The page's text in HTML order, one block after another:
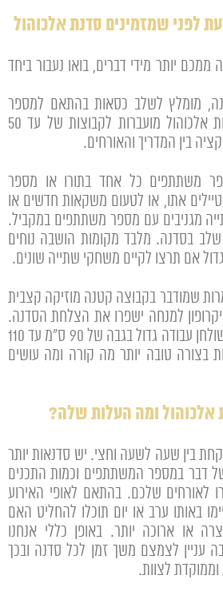
לפני שמזמינים סדנת אלכוהול
יותר מידי דברים, בואו נעבור ביחד
מומלץ לשלב כסאות בהתאם למספר
המשתתפים. לרוב סדנאות אלכוהול מועברות לקבוצות של עד 50
בין המדריך והאורחים.
משתתפים כל אחד בתורו או מספר
אתו, או לטעום משקאות חדשים או
מגניבים עם מספר משתתפים במקביל.
שלב בסדנה. מלבד מקומות הושבה נוחים
אם תרצו לקיים משחקי שתייה שונים.
שמודבר בקבוצה קטנה מוזיקה קצבית
למנחה ישפרו את הצלחת הסדנה.
ואחרון חביב מבנה בר או שולחן עבודה גדול בגבה של 90 ס"מ עד 110
בצורה טובה יותר מה קורה ומה עושים
אלכוהול ומה העלות שלה?
בין שעה לשעה וחצי. יש סדנאות יותר
דבר במספר המשתתפים וכמות התכנים
לאורחים שלכם. בהתאם לאופי האירוע
באותו ערב או יום תוכלו להחליט האם
או ארוכה יותר. באופן כללי אנחנו
עניין לצמצם משך זמן לכל סדנה ובכך
וממוקדת לצוות.